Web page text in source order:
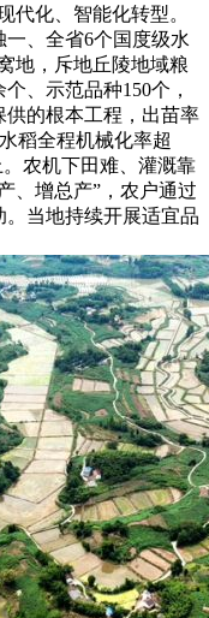
代化、智能化转型。
、全省6个国度级水
地，斥地丘陵地域粮
、示范品种150个，
的根本工程，出苗率
稻全程机械化率超
农机下田难、灌溉靠
、增总产”，农户通过
当地持续开展适宜品